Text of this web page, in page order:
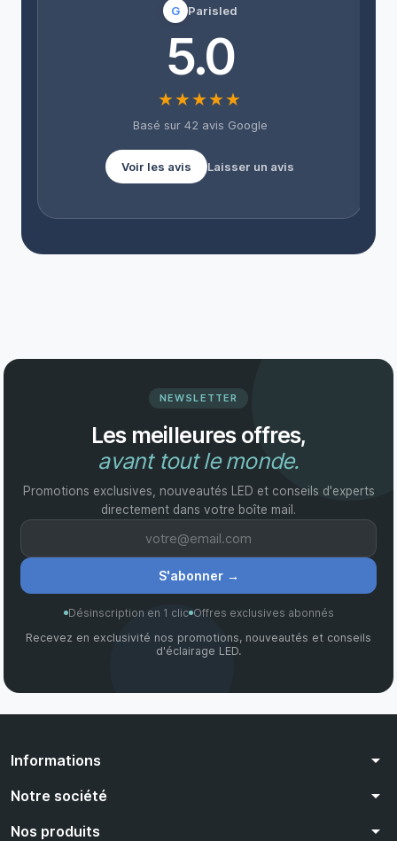
G Parisled
5.0
★★★★★
Basé sur 42 avis Google
Voir les avis Laisser un avis
NEWSLETTER
Les meilleures offres,
avant tout le monde.
Promotions exclusives, nouveautés LED et conseils d'experts
directement dans votre boîte mail.
S'abonner →
Désinscription en 1 clic Offres exclusives abonnés
Recevez en exclusivité nos promotions, nouveautés et conseils
d'éclairage LED.
Informations arrow_drop_down
Notre société arrow_drop_down
Nos produits arrow_drop_down